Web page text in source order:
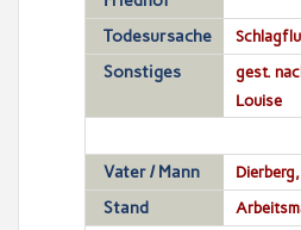
Todesursache
Sonstiges
gest.
Louise
Vater / Mann
Stand